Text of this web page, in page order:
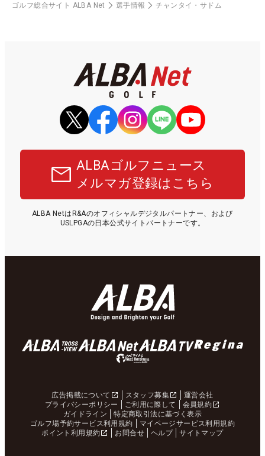
ゴルフ総合サイト ALBA Net 選手情報 チャンタイ・サドム
ALBAゴルフニュース
メルマガ登録はこちら
ALBA NetはR&Aのオフィシャルデジタルパートナー、および
USLPGAの日本公式サイトパートナーです。
広告掲載について スタッフ募集
運営会社
プライバシーポリシー
ご利用に際して
会員規約
ガイドライン
特定商取引法に基づく表示
ゴルフ場予約サービス利用規約
マイページサービス利用規約
ポイント利用規約
お問合せ ヘルプ サイトマップ